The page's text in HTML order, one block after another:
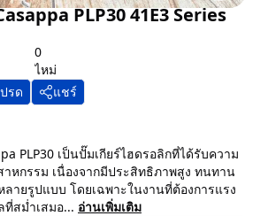
PLP30 41E3 Series
0
ไหม่
รด
แชร์
PLP30 เป็นปั๊มเกียร์ไฮดรอลิกที่ได้รับความ
หกรรม เนื่องจากมีประสิทธิภาพสูง ทนทาน
ายรูปแบบ โดยเฉพาะในงานที่ต้องการแรง
สม่ำเสมอ... อ่านเพิ่มเติม